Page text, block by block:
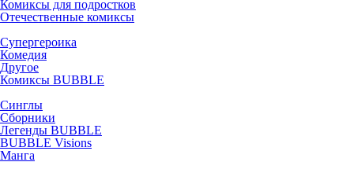
Комиксы для подростков
Отечественные комиксы
Супергероика
Комедия
Другое
Комиксы BUBBLE
Синглы
Сборники
Легенды BUBBLE
BUBBLE Visions
Манга